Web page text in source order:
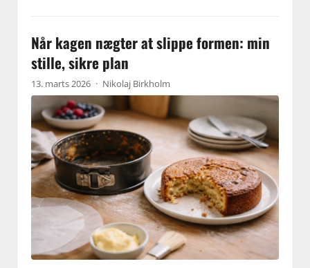
Når kagen nægter at slippe formen: min
stille, sikre plan
13. marts 2026 · Nikolaj Birkholm